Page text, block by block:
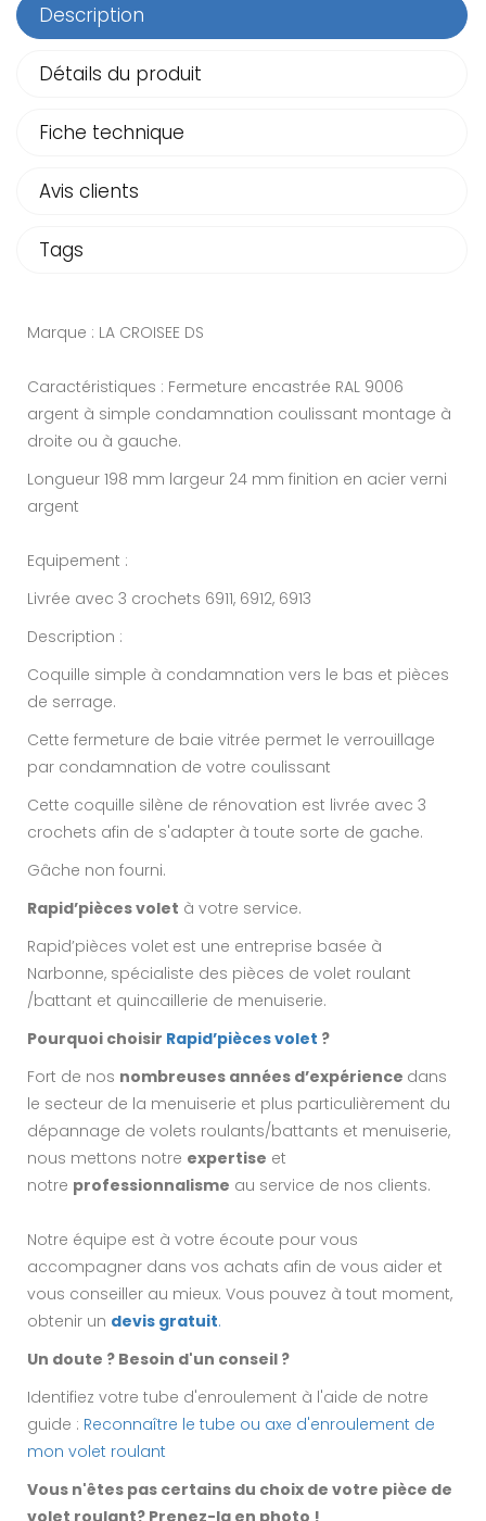
Description
Détails du produit
Fiche technique
Avis clients
Tags
Marque : LA CROISEE DS
Caractéristiques : Fermeture encastrée RAL 9006
argent à simple condamnation coulissant montage à
droite ou à gauche.
Longueur 198 mm largeur 24 mm finition en acier verni
argent
Equipement :
Livrée avec 3 crochets 6911, 6912, 6913
Description :
Coquille simple à condamnation vers le bas et pièces
de serrage.
Cette fermeture de baie vitrée permet le verrouillage
par condamnation de votre coulissant
Cette coquille silène de rénovation est livrée avec 3
crochets afin de s'adapter à toute sorte de gache.
Gâche non fourni.
Rapid’pièces volet à votre service.
Rapid’pièces volet est une entreprise basée à
Narbonne, spécialiste des pièces de volet roulant
/battant et quincaillerie de menuiserie.
Pourquoi choisir Rapid’pièces volet ?
Fort de nos nombreuses années d’expérience dans
le secteur de la menuiserie et plus particulièrement du
dépannage de volets roulants/battants et menuiserie,
nous mettons notre expertise et
notre professionnalisme au service de nos clients.
Notre équipe est à votre écoute pour vous
accompagner dans vos achats afin de vous aider et
vous conseiller au mieux. Vous pouvez à tout moment,
obtenir un devis gratuit.
Un doute ? Besoin d'un conseil ?
Identifiez votre tube d'enroulement à l'aide de notre
guide : Reconnaître le tube ou axe d'enroulement de
mon volet roulant
Vous n'êtes pas certains du choix de votre pièce de